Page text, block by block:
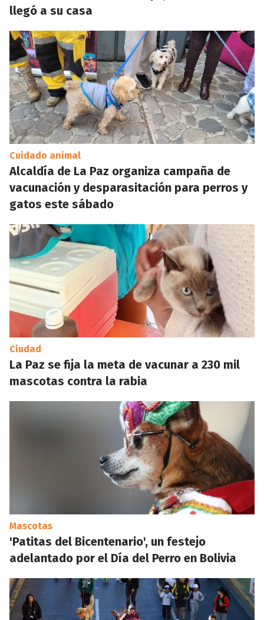
llegó a su casa
Cuidado animal
Alcaldía de La Paz organiza campaña de
vacunación y desparasitación para perros y
gatos este sábado
Ciudad
La Paz se fija la meta de vacunar a 230 mil
mascotas contra la rabia
Mascotas
'Patitas del Bicentenario', un festejo
adelantado por el Día del Perro en Bolivia